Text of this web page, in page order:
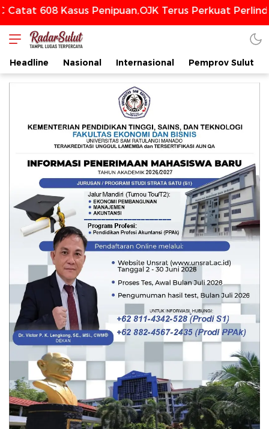
Kasus Penipuan,OJK Terus Perkuat Perlindungan
Headline Nasional Internasional Pemprov Sulut